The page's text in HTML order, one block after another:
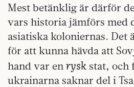
Mest betänklig är därför
vars historia jämförs med
asiatiska koloniernas. Det
för att kunna hävda att
hand var en rysk stat, och
ukrainarna saknar del i